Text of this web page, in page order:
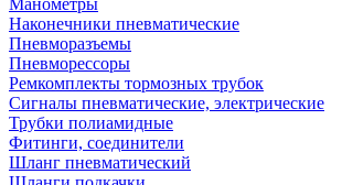
Манометры
Наконечники пневматические
Пневморазъемы
Пневморессоры
Ремкомплекты тормозных трубок
Сигналы пневматические, электрические
Трубки полиамидные
Фитинги, соединители
Шланг пневматический